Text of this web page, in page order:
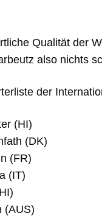
Qualität der
also nichts
der
(HI)
(DK)
(FR)
(IT)
(AUS)